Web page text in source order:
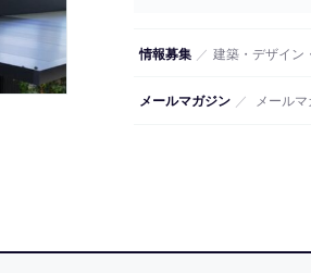
情報募集 ／ 建築・デザイン
メールマガジン ／ メール